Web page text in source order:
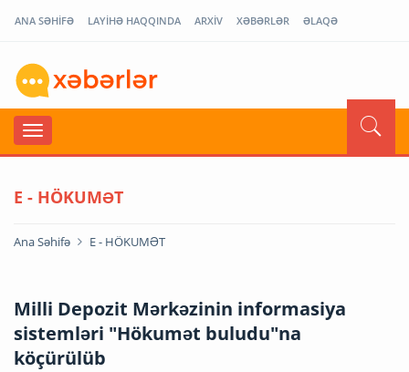
ANA SƏHİFƏ LAYİHƏ HAQQINDA ARXİV XƏBƏRLƏR ƏLAQƏ
E - HÖKUMƏT
Ana Səhifə E - HÖKUMƏT
Milli Depozit Mərkəzinin informasiya
sistemləri "Hökumət buludu"na
köçürülüb